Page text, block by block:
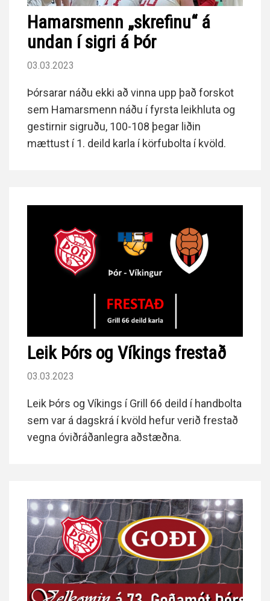
Hamarsmenn „skrefinu“ á
undan í sigri á Þór
03.03.2023
Þórsarar náðu ekki að vinna upp það forskot
sem Hamarsmenn náðu í fyrsta leikhluta og
gestirnir sigruðu, 100-108 þegar liðin
mættust í 1. deild karla í körfubolta í kvöld.
Leik Þórs og Víkings frestað
03.03.2023
Leik Þórs og Víkings í Grill 66 deild í handbolta
sem var á dagskrá í kvöld hefur verið frestað
vegna óviðráðanlegra aðstæðna.